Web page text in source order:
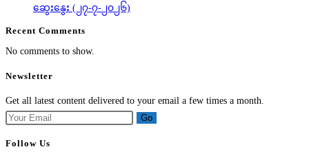
ဆွေးနွေး (၂၇-၇-၂၀၂၆)
Recent Comments
No comments to show.
Newsletter
Get all latest content delivered to your email a few times a month.
Go
Follow Us